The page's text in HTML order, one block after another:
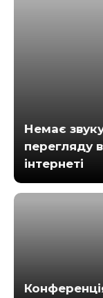
Немає
перегляду
інтернеті